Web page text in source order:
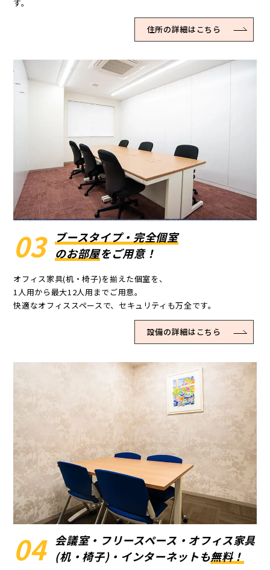
す。
住所の詳細はこちら
03
ブースタイプ・完全個室
のお部屋をご用意！
オフィス家具(机・椅子)を揃えた個室を、
1人用から最大12人用までご用意。
快適なオフィススペースで、セキュリティも万全です。
設備の詳細はこちら
04 会議室・フリースペース・ オフィス家具
(机・椅子)・インターネットも無料！